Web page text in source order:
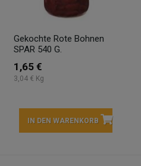
Gekochte Rote Bohnen
SPAR 540 G.
1,65 €
3,04 € Kg
IN DEN WARENKORB